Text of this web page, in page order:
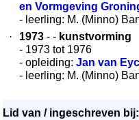
en Vormgeving
- leerling: M. (Minno)
·
1973 - - kunstvorming
- 1973 tot 1976
- opleiding: Jan van
- leerling: M. (Minno)
Lid van / ingeschreven bij: